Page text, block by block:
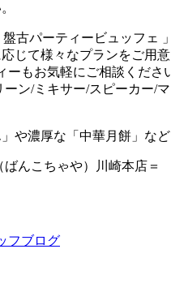
古パーティービュッフェ
じて様々なプランをご用意
ーもお気軽にご相談くださ
ーン/ミキサー/スピーカー/
や濃厚な「中華月餅」な
ばんこちゃや）川崎本店＝
フブログ